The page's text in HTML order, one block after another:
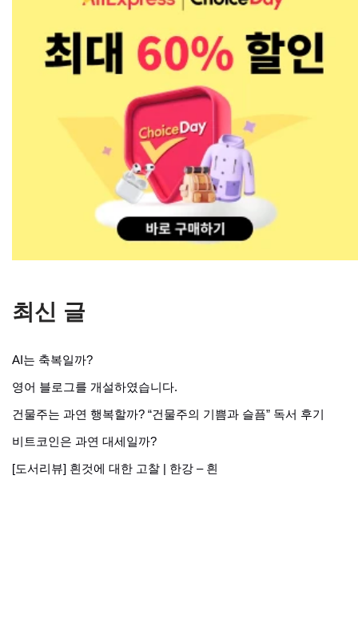
최신 글
AI는 축복일까?
영어 블로그를 개설하였습니다.
건물주는 과연 행복할까? “건물주의 기쁨과 슬픔” 독서 후기
비트코인은 과연 대세일까?
[도서리뷰] 흰것에 대한 고찰 | 한강 – 흰